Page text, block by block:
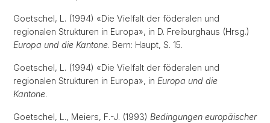
Goetschel, L. (1994) «Die Vielfalt der föderalen und
regionalen Strukturen in Europa», in D. Freiburghaus (Hrsg.)
Europa und die Kantone. Bern: Haupt, S. 15.
Goetschel, L. (1994) «Die Vielfalt der föderalen und
regionalen Strukturen in Europa», in Europa und die
Kantone.
Goetschel, L., Meiers, F.-J. (1993) Bedingungen europäischer